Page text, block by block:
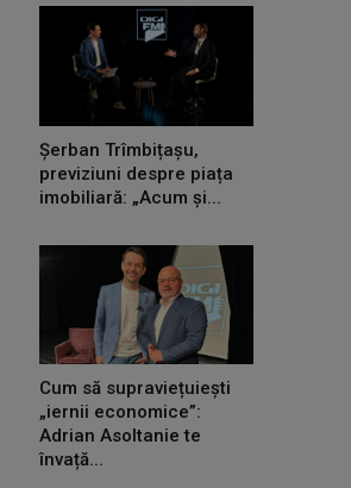
Șerban Trîmbițașu,
previziuni despre piața
imobiliară: „Acum și...
Cum să supraviețuiești
„iernii economice”:
Adrian Asoltanie te
învață...